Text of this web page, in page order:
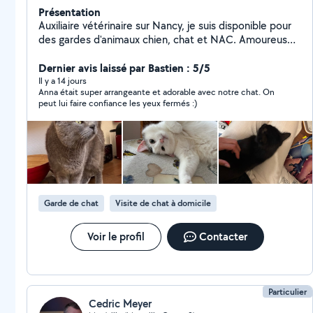
Présentation
Auxiliaire vétérinaire sur Nancy, je suis disponible pour
des gardes d'animaux chien, chat et NAC. Amoureuse
compagnons selon leur besoins, les garder lorsque vous
devez vous absenter, faire des balades, les toiletter si
besoin etc.
Dernier avis laissé par Bastien : 5/5
Il y a 14 jours
Anna était super arrangeante et adorable avec notre chat. On
peut lui faire confiance les yeux fermés :)
Garde de chat Visite de chat à domicile
Voir le profil Contacter
Particulier
Cedric Meyer